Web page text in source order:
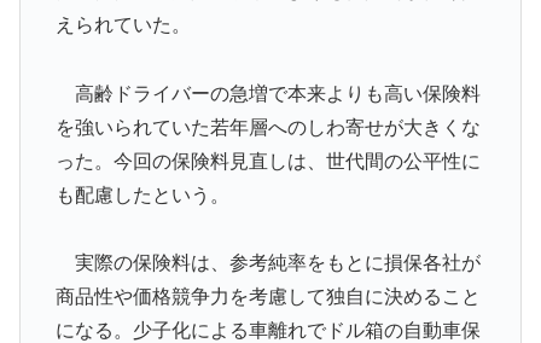
えられていた。
高齢ドライバーの急増で本来よりも高い保険料
を強いられていた若年層へのしわ寄せが大きくな
った。今回の保険料見直しは、世代間の公平性に
も配慮したという。
実際の保険料は、参考純率をもとに損保各社が
商品性や価格競争力を考慮して独自に決めること
になる。少子化による車離れでドル箱の自動車保